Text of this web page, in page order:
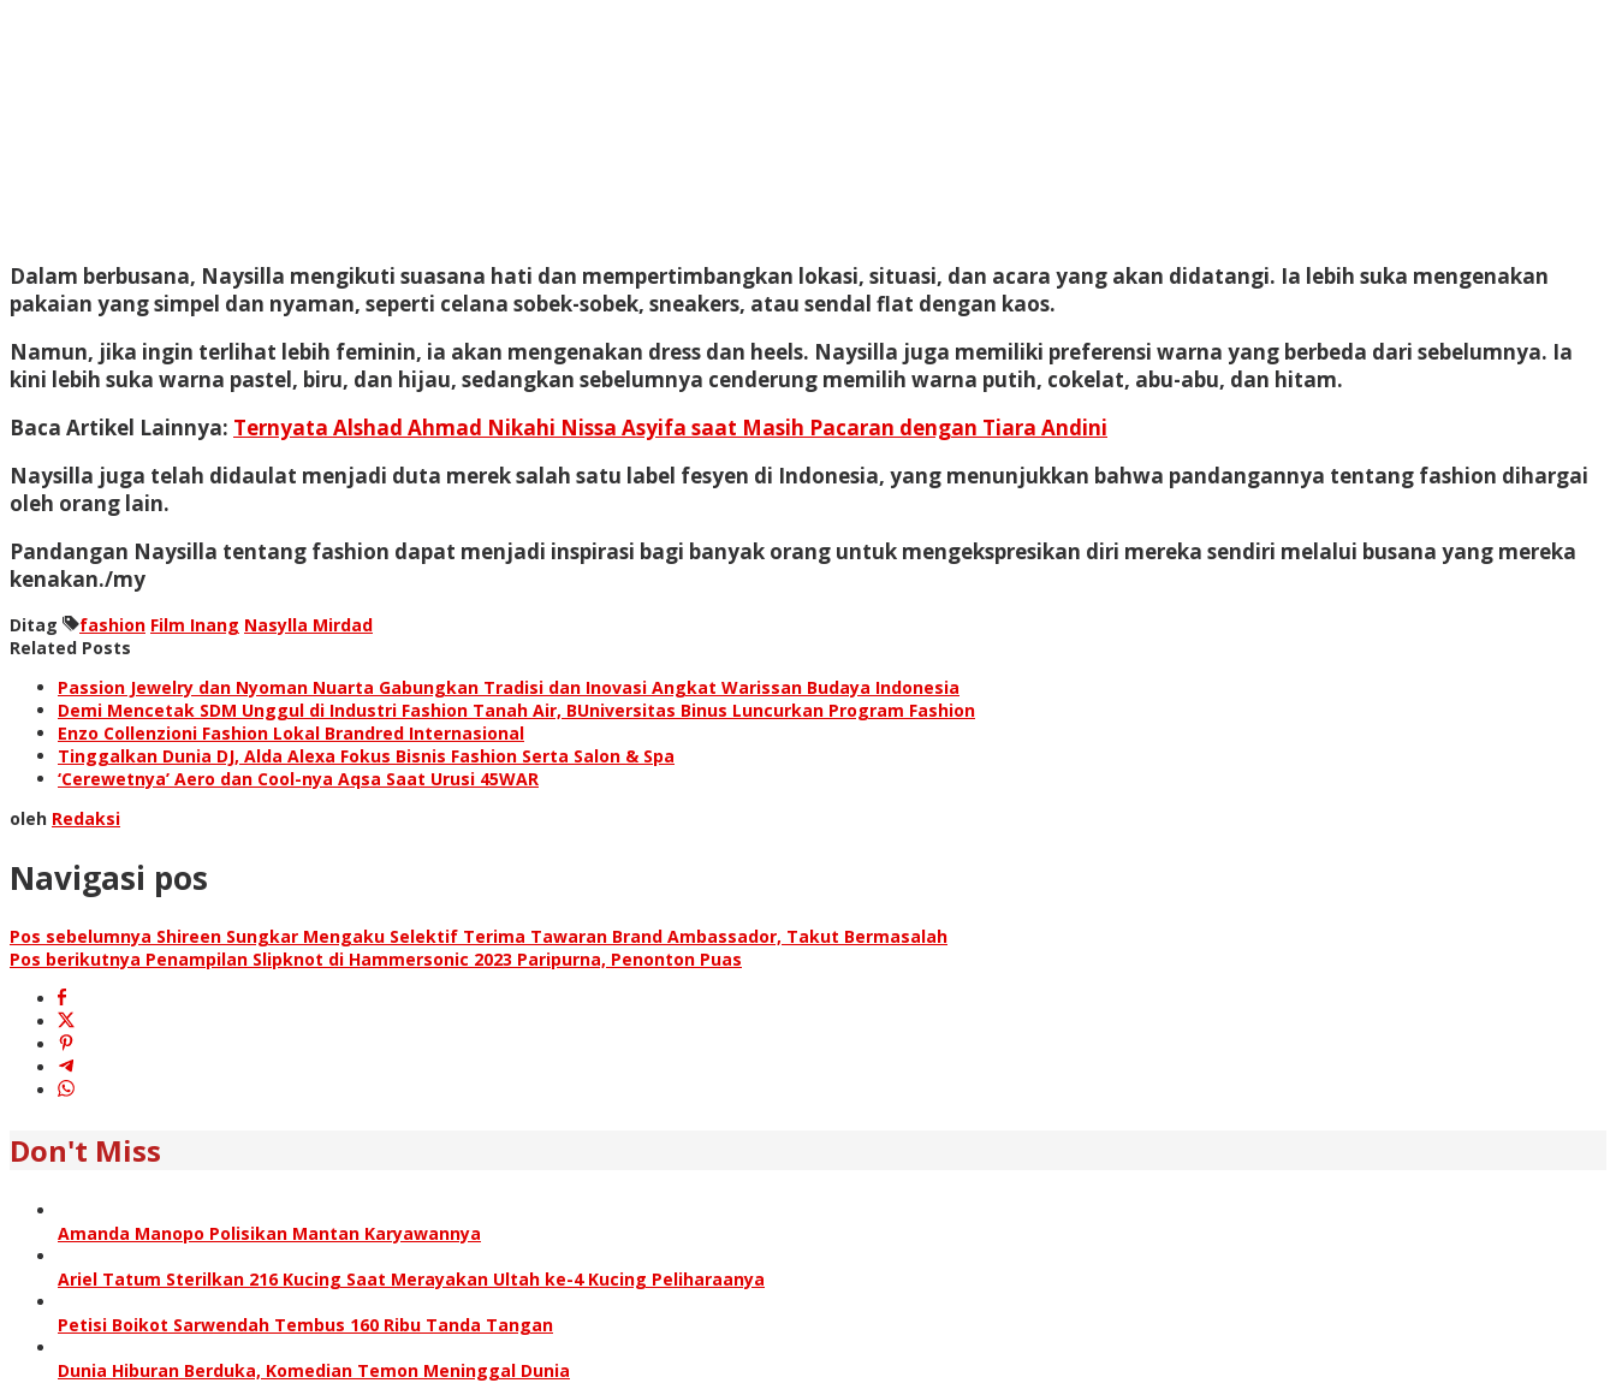
Dalam berbusana, Naysilla mengikuti suasana hati dan mempertimbangkan lokasi, situasi, dan acara yang akan didatangi. Ia lebih suka mengenakan
pakaian yang simpel dan nyaman, seperti celana sobek-sobek, sneakers, atau sendal flat dengan kaos.
Namun, jika ingin terlihat lebih feminin, ia akan mengenakan dress dan heels. Naysilla juga memiliki preferensi warna yang berbeda dari sebelumnya. Ia
kini lebih suka warna pastel, biru, dan hijau, sedangkan sebelumnya cenderung memilih warna putih, cokelat, abu-abu, dan hitam.
Baca Artikel Lainnya: Ternyata Alshad Ahmad Nikahi Nissa Asyifa saat Masih Pacaran dengan Tiara Andini
Naysilla juga telah didaulat menjadi duta merek salah satu label fesyen di Indonesia, yang menunjukkan bahwa pandangannya tentang fashion dihargai
oleh orang lain.
Pandangan Naysilla tentang fashion dapat menjadi inspirasi bagi banyak orang untuk mengekspresikan diri mereka sendiri melalui busana yang mereka
kenakan./my
Ditag fashion Film Inang Nasylla Mirdad
Related Posts
Passion Jewelry dan Nyoman Nuarta Gabungkan Tradisi dan Inovasi Angkat Warissan Budaya Indonesia
Demi Mencetak SDM Unggul di Industri Fashion Tanah Air, BUniversitas Binus Luncurkan Program Fashion
Enzo Collenzioni Fashion Lokal Brandred Internasional
Tinggalkan Dunia DJ, Alda Alexa Fokus Bisnis Fashion Serta Salon & Spa
‘Cerewetnya’ Aero dan Cool-nya Aqsa Saat Urusi 45WAR
oleh Redaksi
Navigasi pos
Pos sebelumnya Shireen Sungkar Mengaku Selektif Terima Tawaran Brand Ambassador, Takut Bermasalah
Pos berikutnya Penampilan Slipknot di Hammersonic 2023 Paripurna, Penonton Puas
Don't Miss
Amanda Manopo Polisikan Mantan Karyawannya
Ariel Tatum Sterilkan 216 Kucing Saat Merayakan Ultah ke-4 Kucing Peliharaanya
Petisi Boikot Sarwendah Tembus 160 Ribu Tanda Tangan
Dunia Hiburan Berduka, Komedian Temon Meninggal Dunia